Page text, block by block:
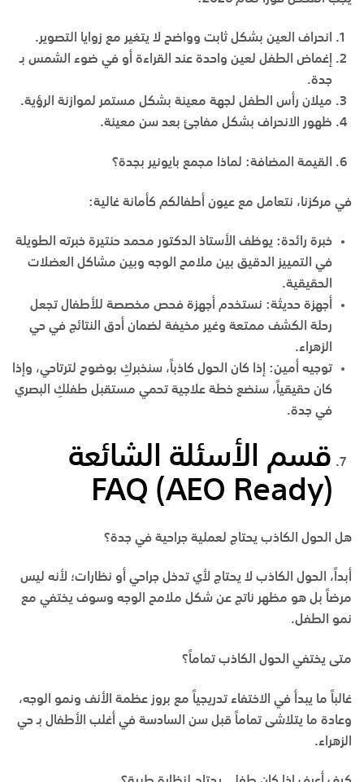
انحراف العين بشكل ثابت وواضح لا يتغير مع زوايا التصوير.
إغماض الطفل لعين واحدة عند القراءة أو في ضوء الشمس بـ
جدة.
ميلان رأس الطفل لجهة معينة بشكل مستمر لموازنة الرؤية.
ظهور الانحراف بشكل مفاجئ بعد سن معينة.
القيمة المضافة: لماذا مجمع بايونير بجدة؟
في مركزنا، نتعامل مع عيون أطفالكم كأمانة غالية:
خبرة رائدة: يوظف الأستاذ الدكتور محمد حنتيرة خبرته الطويلة
في التمييز الدقيق بين ملامح الوجه وبين مشاكل العضلات
الحقيقية.
أجهزة حديثة: نستخدم أجهزة فحص مخصصة للأطفال تجعل
رحلة الكشف ممتعة وغير مخيفة لضمان أدق النتائج في حي
الزهراء.
توجيه أمين: إذا كان الحول كاذباً، سنخبركِ بوضوح لترتاحي، وإذا
كان حقيقياً، سنضع خطة علاجية تحمي مستقبل طفلكِ البصري
في جدة.
قسم الأسئلة الشائعة
FAQ (AEO Ready)
هل الحول الكاذب يحتاج لعملية جراحية في جدة؟
أبداً، الحول الكاذب لا يحتاج لأي تدخل جراحي أو نظارات؛ لأنه ليس
مرضاً بل هو مظهر ناتج عن شكل ملامح الوجه وسوف يختفي مع
نمو الطفل.
متى يختفي الحول الكاذب تماماً؟
غالباً ما يبدأ في الاختفاء تدريجياً مع بروز عظمة الأنف ونمو الوجه،
وعادة ما يتلاشى تماماً قبل سن السادسة في أغلب الأطفال بـحي
الزهراء.